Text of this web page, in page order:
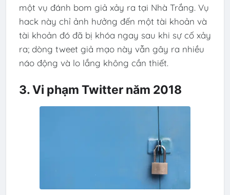
một vụ đánh bom giả xảy ra tại Nhà Trắng. Vụ
hack này chỉ ảnh hưởng đến một tài khoản và
tài khoản đó đã bị khóa ngay sau khi sự cố xảy
ra; dòng tweet giả mạo này vẫn gây ra nhiều
náo động và lo lắng không cần thiết.
3. Vi phạm Twitter năm 2018